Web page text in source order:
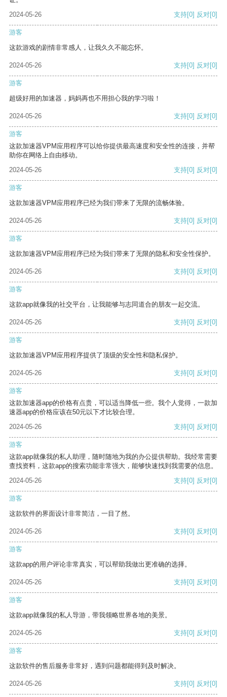
2024-05-26
支持[0] 反对[0]
游客
这款游戏的剧情非常感人，让我久久不能忘怀。
2024-05-26 支持[0] 反对[0]
游客
超级好用的加速器，妈妈再也不用担心我的学习啦！
2024-05-26 支持[0] 反对[0]
游客
这款加速器VPM应用程序可以给你提供最高速度和安全性的连接，并帮
助你在网络上自由移动。
2024-05-26
支持[0] 反对[0]
游客
这款加速器VPM应用程序已经为我们带来了无限的流畅体验。
2024-05-26 支持[0] 反对[0]
游客
这款加速器VPM应用程序已经为我们带来了无限的隐私和安全性保护。
2024-05-26 支持[0] 反对[0]
游客
这款app就像我的社交平台，让我能够与志同道合的朋友一起交流。
2024-05-26 支持[0] 反对[0]
游客
这款加速器VPM应用程序提供了顶级的安全性和隐私保护。
2024-05-26 支持[0] 反对[0]
游客
这款加速器app的价格有点贵，可以适当降低一些。我个人觉得，一款加
速器app的价格应该在50元以下才比较合理。
2024-05-26
支持[0] 反对[0]
游客
这款app就像我的私人助理，随时随地为我的办公提供帮助。我经常需要
查找资料，这款app的搜索功能非常强大，能够快速找到我需要的信息。
2024-05-26
支持[0] 反对[0]
游客
这款软件的界面设计非常简洁，一目了然。
2024-05-26 支持[0] 反对[0]
游客
这款app的用户评论非常真实，可以帮助我做出更准确的选择。
2024-05-26 支持[0] 反对[0]
游客
这款app就像我的私人导游，带我领略世界各地的美景。
2024-05-26 支持[0] 反对[0]
游客
这款软件的售后服务非常好，遇到问题都能得到及时解决。
2024-05-26 支持[0] 反对[0]